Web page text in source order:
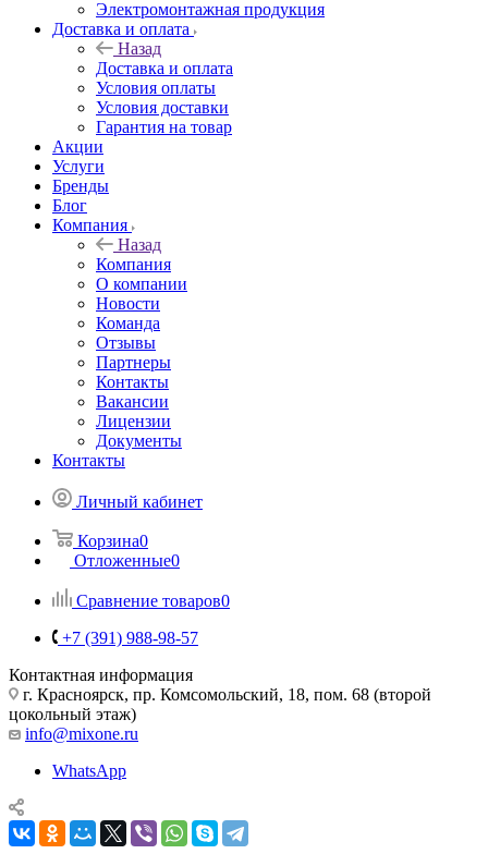
Электромонтажная продукция
Доставка и оплата
Назад
Доставка и оплата
Условия оплаты
Условия доставки
Гарантия на товар
Акции
Услуги
Бренды
Блог
Компания
Назад
Компания
О компании
Новости
Команда
Отзывы
Партнеры
Контакты
Вакансии
Лицензии
Документы
Контакты
Личный кабинет
Корзина0
Отложенные0
Сравнение товаров0
+7 (391) 988-98-57
Контактная информация
г. Красноярск, пр. Комсомольский, 18, пом. 68 (второй
цокольный этаж)
info@mixone.ru
WhatsApp